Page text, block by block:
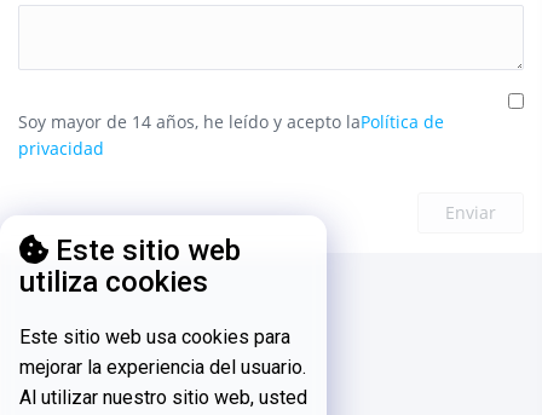
Soy mayor de 14 años, he leído y acepto laPolítica de
privacidad
Enviar
Este sitio web
utiliza cookies
Este sitio web usa cookies para
mejorar la experiencia del usuario.
Al utilizar nuestro sitio web, usted